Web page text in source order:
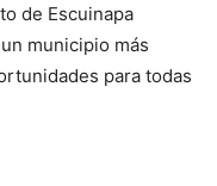
de Escuinapa
municipio más
para todas